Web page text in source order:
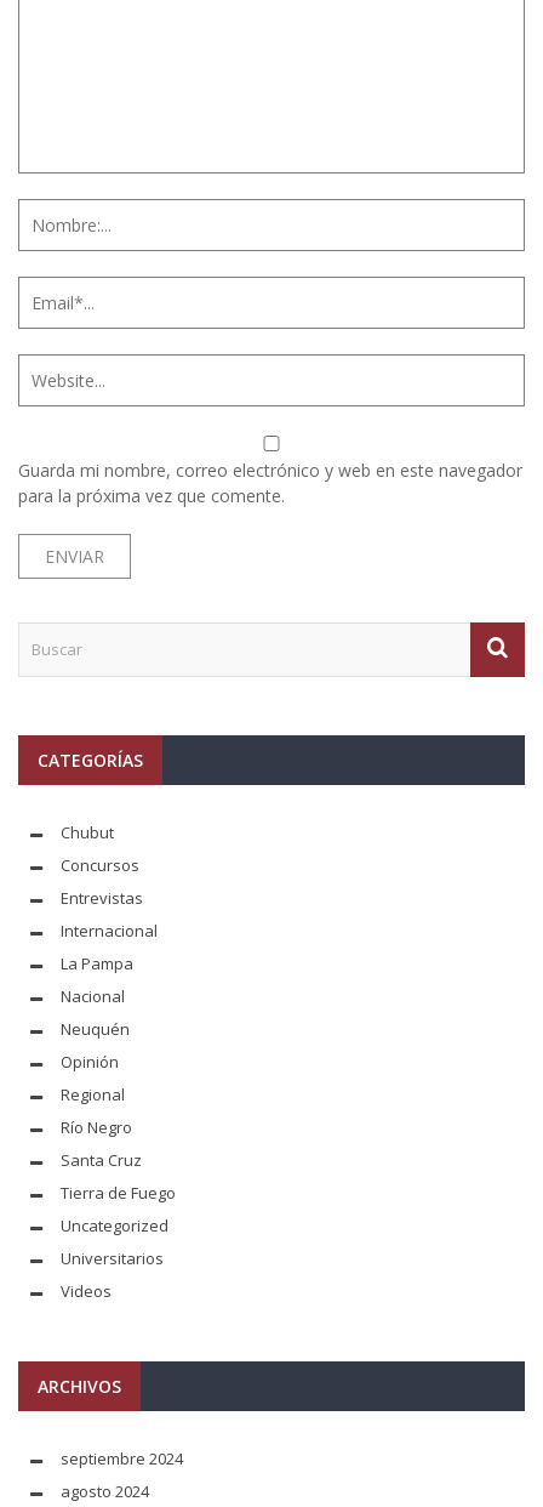
Guarda mi nombre, correo electrónico y web en este navegador
para la próxima vez que comente.
CATEGORÍAS
Chubut
Concursos
Entrevistas
Internacional
La Pampa
Nacional
Neuquén
Opinión
Regional
Río Negro
Santa Cruz
Tierra de Fuego
Uncategorized
Universitarios
Videos
ARCHIVOS
septiembre 2024
agosto 2024